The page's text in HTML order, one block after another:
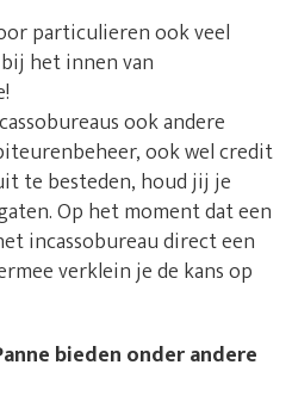
particulieren ook veel
het innen van
ook andere
ook wel credit
te besteden, houd jij je
Op het moment dat een
incassobureau direct een
verklein je de kans op
bieden onder andere